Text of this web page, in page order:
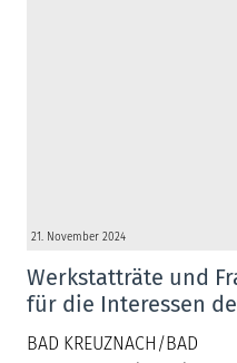
21. November 2024
Werkstatträte und
für die Interessen
BAD KREUZNACH/BAD